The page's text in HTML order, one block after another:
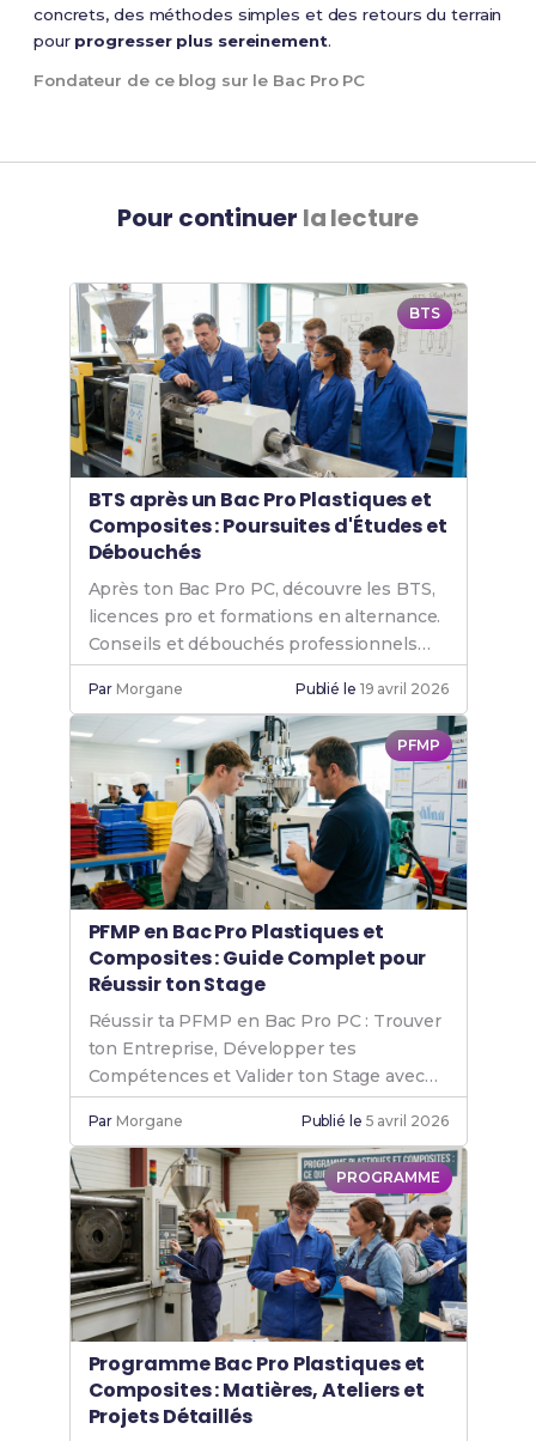
concrets, des méthodes simples et des retours du terrain
pour progresser plus sereinement.
Fondateur de ce blog sur le Bac Pro PC
Pour continuer la lecture
BTS
BTS après un Bac Pro Plastiques et
Composites : Poursuites d'Études et
Débouchés
Après ton Bac Pro PC, découvre les BTS,
licences pro et formations en alternance.
Conseils et débouchés professionnels
garantis.
Par Morgane Publié le 19 avril 2026
PFMP
PFMP en Bac Pro Plastiques et
Composites : Guide Complet pour
Réussir ton Stage
Réussir ta PFMP en Bac Pro PC : Trouver
ton Entreprise, Développer tes
Compétences et Valider ton Stage avec
Succès.
Par Morgane Publié le 5 avril 2026
PROGRAMME
Programme Bac Pro Plastiques et
Composites : Matières, Ateliers et
Projets Détaillés